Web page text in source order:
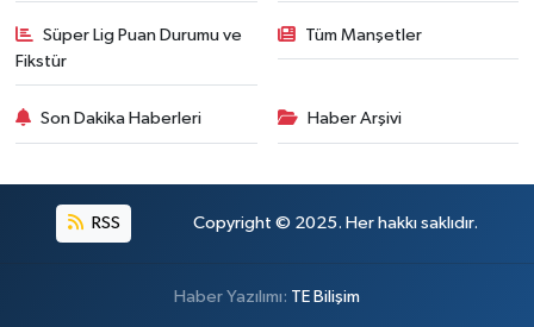
Süper Lig Puan Durumu ve
Fikstür
Tüm Manşetler
Son Dakika Haberleri Haber Arşivi
RSS Copyright © 2025. Her hakkı saklıdır.
Haber Yazılımı: TE Bilişim